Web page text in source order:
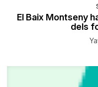
El Baix Montseny
dels